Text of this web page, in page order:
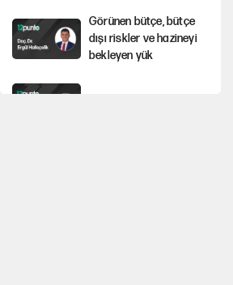
Görünen bütçe, bütçe
dışı riskler ve hazineyi
bekleyen yük